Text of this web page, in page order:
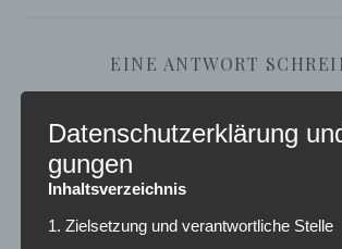
EINE ANTWORT
Deine E-Mail-Adresse wird nicht veröffentlicht.
markiert
Datenschutzerklärung
gungen
Inhaltsverzeichnis
1. Zielsetzung und verantwortliche Stelle